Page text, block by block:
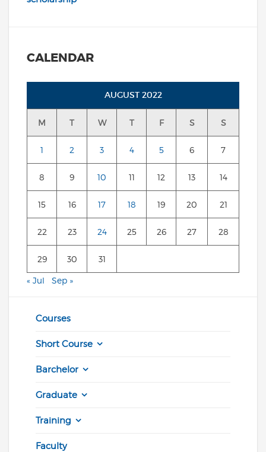
CALENDAR
AUGUST 2022
M T W T F S S
1 2 3 4 5 6 7
8 9 10 11 12 13 14
15 16 17 18 19 20 21
22 23 24 25 26 27 28
29 30 31
« Jul Sep »
Courses
Short Course
Barchelor
Graduate
Training
Faculty